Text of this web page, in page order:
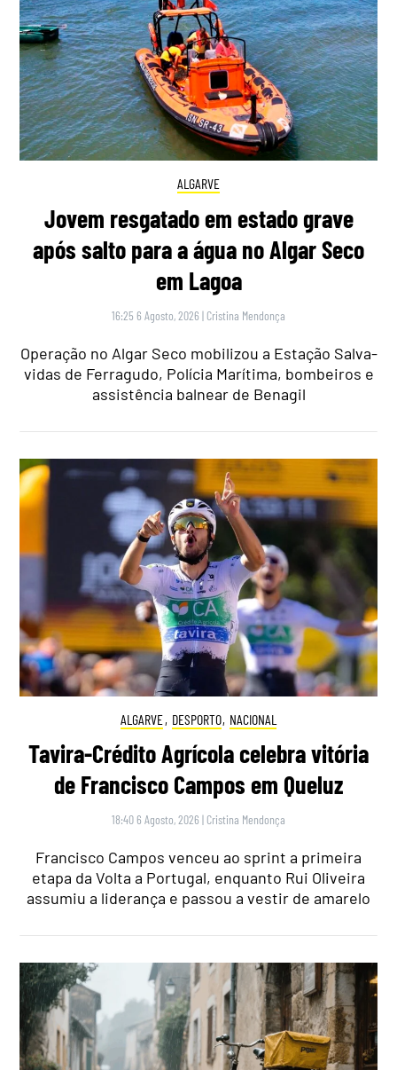
ALGARVE
Jovem resgatado em estado grave
após salto para a água no Algar Seco
em Lagoa
16:25 6 Agosto, 2026 | Cristina Mendonça
Operação no Algar Seco mobilizou a Estação Salva-
vidas de Ferragudo, Polícia Marítima, bombeiros e
assistência balnear de Benagil
ALGARVE, DESPORTO, NACIONAL
Tavira-Crédito Agrícola celebra vitória
de Francisco Campos em Queluz
18:40 6 Agosto, 2026 | Cristina Mendonça
Francisco Campos venceu ao sprint a primeira
etapa da Volta a Portugal, enquanto Rui Oliveira
assumiu a liderança e passou a vestir de amarelo